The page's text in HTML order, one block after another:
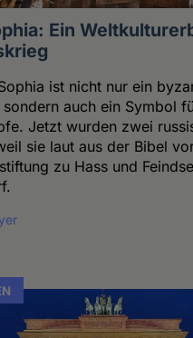
Ein
ist nicht nur ein
sondern auch ein Symbol
Jetzt wurden zwei
sie laut aus der Bibel
zu Hass und